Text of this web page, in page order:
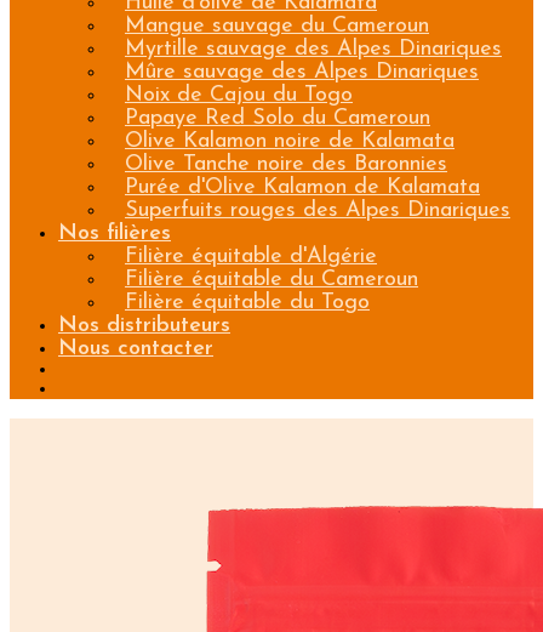
Mangue sauvage du Cameroun
Myrtille sauvage des Alpes Dinariques
Mûre sauvage des Alpes Dinariques
Noix de Cajou du Togo
Papaye Red Solo du Cameroun
Olive Kalamon noire de Kalamata
Olive Tanche noire des Baronnies
Purée d'Olive Kalamon de Kalamata
Superfuits rouges des Alpes Dinariques
Nos filières
Filière équitable d'Algérie
Filière équitable du Cameroun
Filière équitable du Togo
Nos distributeurs
Nous contacter